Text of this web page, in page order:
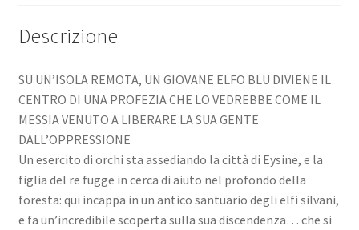
Descrizione
SU UN’ISOLA REMOTA, UN GIOVANE ELFO BLU DIVIENE IL
CENTRO DI UNA PROFEZIA CHE LO VEDREBBE COME IL
MESSIA VENUTO A LIBERARE LA SUA GENTE
DALL’OPPRESSIONE
Un esercito di orchi sta assediando la città di Eysine, e la
figlia del re fugge in cerca di aiuto nel profondo della
foresta: qui incappa in un antico santuario degli elfi silvani,
e fa un’incredibile scoperta sulla sua discendenza… che si